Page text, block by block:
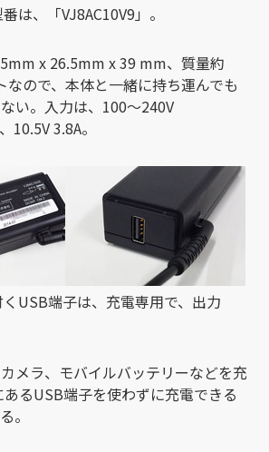
は、「VJ8AC10V9」。
x 26.5mm x 39 mm、質量約
なので、本体と一緒に持ち運んでも
い。入力は、100～240V
3.8A。
USB端子は、充電専用で、出力
メラ、モバイルバッテリーなどを充
るUSB端子を使わずに充電できる
。